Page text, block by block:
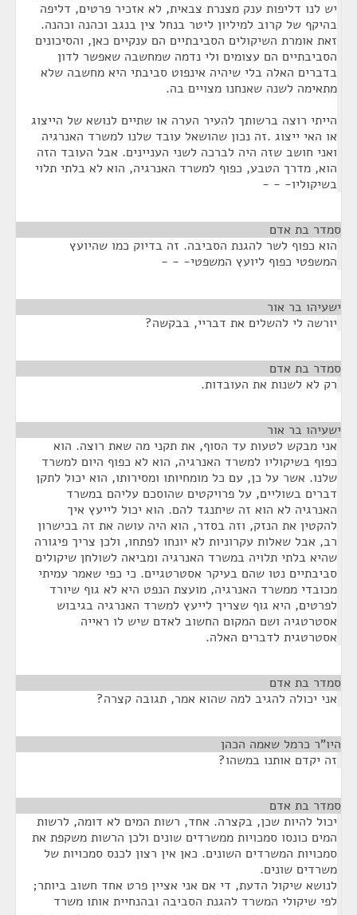
יש לנו דליפות ענק מצנרת צבאית, לא אזכיר פרטים, דליפה
בהיקף של קרוב למיליון ליטר בנחל צין בנגב וכהנה וכהנה.
זאת אומרת השיקולים הסביבתיים הם ענקיים כאן, והסיכונים
הסביבתיים הם עצומים ולי נדמה שמחשבה שאפשר לדון
בדברים האלה בלי שיהיה אינפוט סביבתי היא מחשבה שלא
מתאימה לשנה שאנחנו מצויים בה.
הייתי רוצה ברשותך להעיר הערה או שתיים לנושא של הייצוג
או האי ייצוג .זה נכון שהושאל עובד שלנו למשרד האנרגיה
ואני חושב שזה היה לברכה לשני העניינים. אבל העובד הזה
הוא, מדרך הטבע, כפוף למשרד האנרגיה, הוא לא בלתי תלוי
בשיקוליו- - -
סמדר בת אדם
הוא כפוף לשר להגנת הסביבה. זה בדיוק כמו שהיועץ
המשפטי כפוף ליועץ המשפטי- - -
ישעיהו בר אור
יורשה לי להשלים את דבריי, בבקשה?
סמדר בת אדם
רק לא לשנות את העובדות.
ישעיהו בר אור
אני מבקש לטעות עד הסוף, את תקני מה שאת רוצה. הוא
כפוף בשיקוליו למשרד האנרגיה, הוא לא כפוף היום למשרד
שלנו. אשר על כן, עם כל מומחיותו ומסירותו, הוא יכול לתקן
דברים בשוליים, על פרויקטים שהוסכם עליהם במשרד
האנרגיה לא הוא זה שיתנגד להם. הוא יכול לייעץ איך
להקטין את הנזק, וזה בסדר, הוא היה עושה את זה בכישרון
רב, אבל שאלות עקרוניות לא יונחו לפתחו, ולכן צריך פיגורה
שהיא בלתי תלויה במשרד האנרגיה ומביאה לשולחן שיקולים
סביבתיים נטו שהם בעיקר אסטרטגיים. כי כפי שאמר עמיתי
מכובדי ממשרד האנרגיה, מועצת הנפט היא לא גוף שיורד
לפרטים, היא גוף שצריך לייעץ למשרד האנרגיה בגיבוש
אסטרטגיה ושם המקום החשוב לאדם שיש לו ראייה
אסטרטגית לדברים האלה.
סמדר בת אדם
אני יכולה להגיב למה שהוא אמר, תגובה קצרה?
היו"ר כרמל שאמה הכהן
זה יקדם אותנו במשהו?
סמדר בת אדם
יכול להיות שכן, בקצרה. אחד, רשות המים לא דומה, לרשות
המים כונסו סמכויות ממשרדים שונים ולכן הרשות משקפת את
סמכויות המשרדים השונים. כאן אין רצון לכנס סמכויות של
משרדים שונים.
לנושא שיקול הדעת, די אם אני אציין פרט אחד חשוב ביותר;
לפי שיקולי המשרד להגנת הסביבה ובהנחיית אותו משרד